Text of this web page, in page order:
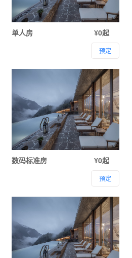
单人房 ¥0起
预定
数码标准房 ¥0起
预定